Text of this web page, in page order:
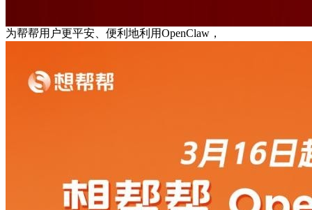
为帮帮用户更平安、便利地利用OpenClaw，